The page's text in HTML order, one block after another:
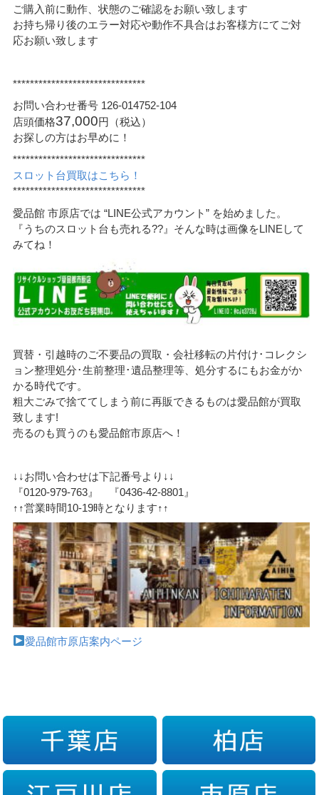
ご購入前に動作、状態のご確認をお願い致します
お持ち帰り後のエラー対応や動作不具合はお客様方にてご対
応お願い致します
*******************************
お問い合わせ番号 126-014752-104
店頭価格37,000円（税込）
お探しの方はお早めに！
*******************************
スロット台買取はこちら！
*******************************
愛品館 市原店では “LINE公式アカウント” を始めました。
『うちのスロット台も売れる??』そんな時は画像をLINEして
みてね！
買替・引越時のご不要品の買取・会社移転の片付け･コレクシ
ョン整理処分･生前整理･遺品整理等、処分するにもお金がか
かる時代です。
粗大ごみで捨ててしまう前に再販できるものは愛品館が買取
致します!
売るのも買うのも愛品館市原店へ！
↓↓お問い合わせは下記番号より↓↓
『0120-979-763』 『0436-42-8801』
↑↑営業時間10-19時となります↑↑
愛品館市原店案内ページ